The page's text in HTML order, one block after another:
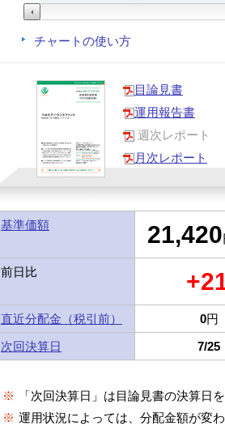
チャートの使い方
目論見書
運用報告書
週次レポート
月次レポート
基準価額 21,420
前日比
直近分配金（税引前） 0円
次回決算日
7/25
※
「次回決算日」は目論見書の決算日
※ 運用状況によっては、分配金額が変